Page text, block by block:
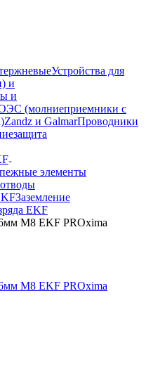
Устройства для
и
и
(молниеприемники с
Zandz и GalmarПроводники
элементы
Заземление
EKF
М8 EKF PROxima